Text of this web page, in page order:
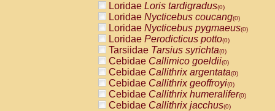
Atelidae Lagothrix lagothricha
AtelidaeLagothrix lagothricha cana
PitheciidaeCacajao calvus
PitheciidaeCallicebus cupreus
PitheciidaeCallicebus donacophilus
PitheciidaeCallicebus moloch
PitheciidaeCallicebus torquatus
PitheciidaeCallicebusspp.(0)
PitheciidaeChiropotes satanas(0)
PitheciidaePithecia monachus
Loridae Loris tardigradus(0)
Loridae Nycticebus coucang(0)
Loridae Nycticebus pygmaeus(0)
Loridae Perodicticus potto(0)
Tarsiidae Tarsius syrichta(0)
Cebidae Callimico goeldii(0)
Cebidae Callithrix argentata(0)
Cebidae Callithrix geoffroyi(0)
Cebidae Callithrix humeralifer(0)
Cebidae Callithrix jacchus(0)